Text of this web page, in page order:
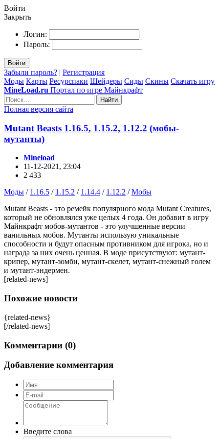
Войти
Закрыть
Логин:
Пароль:
Войти
Забыли пароль? | Регистрация
Моды Карты Ресурспаки Шейдеры Сиды Скины Скачать игру
MineLoad.ru Портал по игре Майнкрафт
Найти
Полная версия сайта
Mutant Beasts 1.16.5, 1.15.2, 1.12.2 (мобы-
мутанты)
Mineload
11-12-2021, 23:04
2 433
Моды / 1.16.5 / 1.15.2 / 1.14.4 / 1.12.2 /Мобы
Mutant Beasts - это ремейк популярного мода Mutant Creatures,
который не обновлялся уже целых 4 года. Он добавит в игру
Майнкрафт мобов-мутантов - это улучшенные версии
ванильных мобов. Мутанты использую уникальные
способности и будут опасным противником для игрока, но и
награда за них очень ценная. В моде присутствуют: мутант-
крипер, мутант-зомби, мутант-скелет, мутант-снежный голем
и мутант-эндермен.
[related-news]
Похожие новости
{related-news}
[/related-news]
Комментарии (0)
Добавление комментария
Введите слова